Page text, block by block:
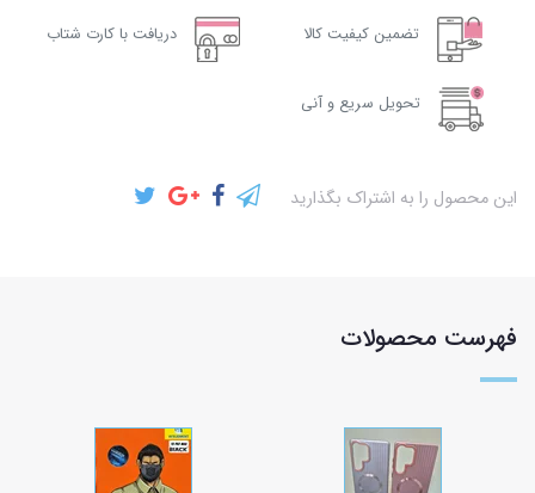
تضمین کیفیت کالا دریافت با کارت شتاب
تحویل سریع و آنی
این محصول را به اشتراک بگذارید
فهرست محصولات